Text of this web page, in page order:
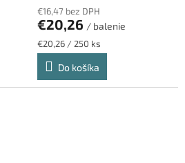
€16,47 bez DPH
€20,26 / balenie
Jednotková
cena:
€20,26 / 250 ks
Do košíka